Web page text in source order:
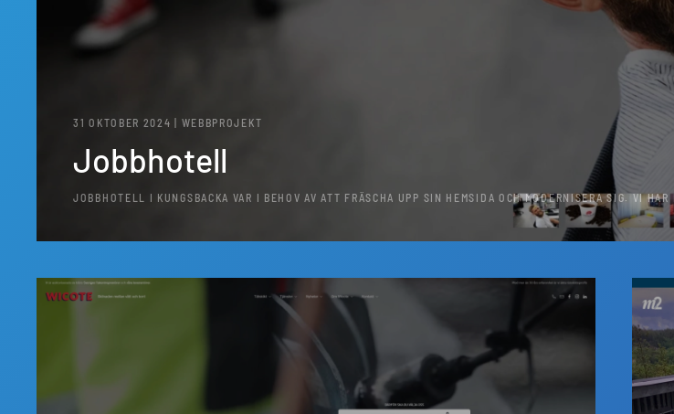
31 OKTOBER 2024 | WEBBPROJEKT
Jobbhotell
JOBBHOTELL I KUNGSBACKA VAR I BEHOV AV ATT FRÄSCHA UPP SIN HEMSIDA OCH MODERNISERA SIG. VI